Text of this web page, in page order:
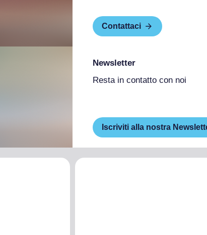
Contattaci
Newsletter
Resta in contatto con noi
Iscriviti alla nostra